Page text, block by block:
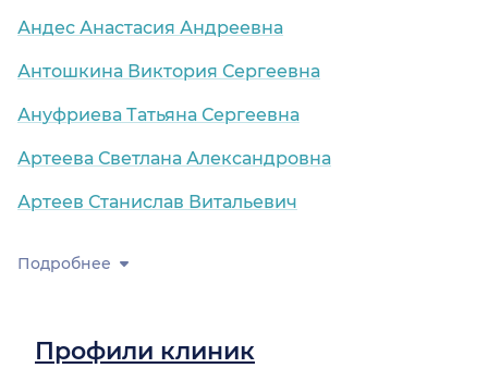
Андес Анастасия Андреевна
Антошкина Виктория Сергеевна
Ануфриева Татьяна Сергеевна
Артеева Светлана Александровна
Артеев Станислав Витальевич
Подробнее
Профили клиник